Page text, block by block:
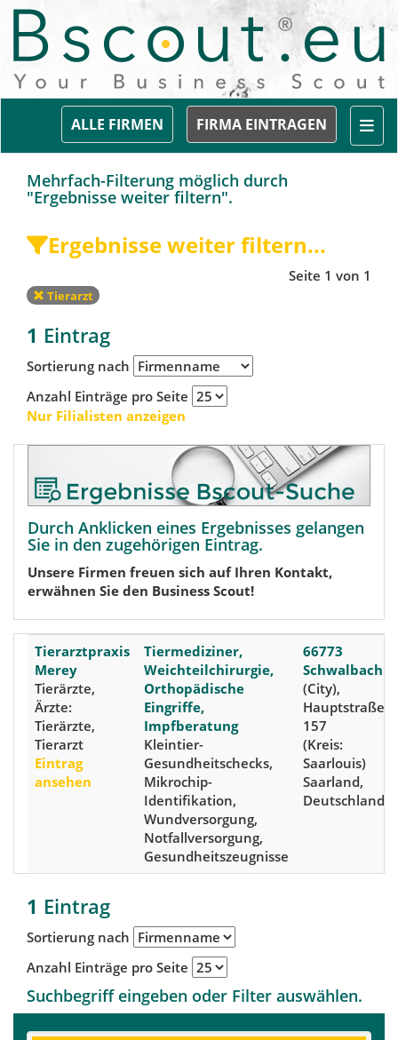
FIRMA EINTRAGEN
ALLE FIRMEN
Mehrfach-Filterung möglich durch
"Ergebnisse weiter filtern".
Ergebnisse weiter filtern...
Seite 1 von 1
Tierarzt
1 Eintrag
Sortierung nach
Anzahl Einträge pro Seite
Nur Filialisten anzeigen
Durch Anklicken eines Ergebnisses gelangen
Sie in den zugehörigen Eintrag.
Unsere Firmen freuen sich auf Ihren Kontakt,
erwähnen Sie den Business Scout!
Tierarztpraxis
Merey
Tierärzte,
Ärzte:
Tierärzte,
Tierarzt
Eintrag
ansehen
Tiermediziner,
Weichteilchirurgie,
Orthopädische
Eingriffe,
Impfberatung
Kleintier-
Gesundheitschecks,
Mikrochip-
Identifikation,
Wundversorgung,
Notfallversorgung,
Gesundheitszeugnisse
66773
Schwalbach
(City),
Hauptstraße
157
(Kreis:
Saarlouis)
Saarland,
Deutschland
1 Eintrag
Sortierung nach
Anzahl Einträge pro Seite
Suchbegriff eingeben oder Filter auswählen.